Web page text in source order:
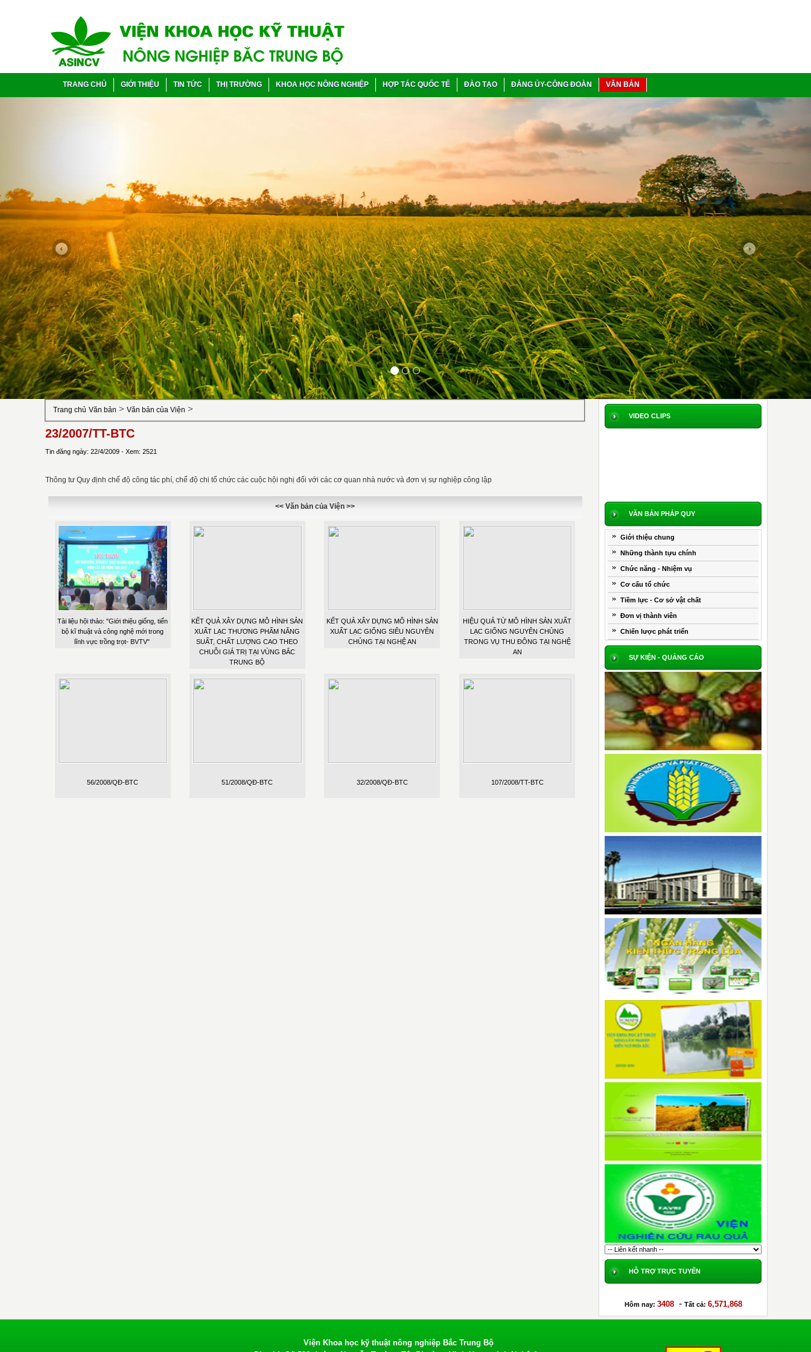
TRANG CHỦ GIỚI THIỆU TIN TỨC THỊ TRƯỜNG KHOA HỌC NÔNG NGHIỆP HỢP TÁC QUỐC TẾ ĐÀO TẠO ĐẢNG ỦY-CÔNG ĐOÀN VĂN BẢN
Trang chủ Văn bản > Văn bản của Viện >
23/2007/TT-BTC
Tin đăng ngày: 22/4/2009 - Xem: 2521
Thông tư Quy định chế độ công tác phí, chế độ chi tổ chức các cuộc hội nghị đối với các cơ quan nhà nước và đơn vị sự nghiệp công lập
<< Văn bản của Viện >>
Tài liệu hội thảo: "Giới thiệu giống, tiến
bộ kĩ thuật và công nghệ mới trong
lĩnh vực trồng trọt- BVTV"
KẾT QUẢ XÂY DỰNG MÔ HÌNH SẢN
XUẤT LẠC THƯƠNG PHẨM NĂNG
SUẤT, CHẤT LƯỢNG CAO THEO
CHUỖI GIÁ TRỊ TẠI VÙNG BẮC
TRUNG BỘ
KẾT QUẢ XÂY DỰNG MÔ HÌNH SẢN
XUẤT LẠC GIỐNG SIÊU NGUYÊN
CHỦNG TẠI NGHỆ AN
HIỆU QUẢ TỪ MÔ HÌNH SẢN XUẤT
LẠC GIỐNG NGUYÊN CHỦNG
TRONG VỤ THU ĐÔNG TẠI NGHỆ
AN
56/2008/QĐ-BTC 51/2008/QĐ-BTC 32/2008/QĐ-BTC 107/2008/TT-BTC
VIDEO CLIPS
VĂN BẢN PHÁP QUY
Giới thiệu chung
Những thành tựu chính
Chức năng - Nhiệm vụ
Cơ cấu tổ chức
Tiềm lực - Cơ sở vật chất
Đơn vị thành viên
Chiến lược phát triển
SỰ KIỆN - QUẢNG CÁO
HỖ TRỢ TRỰC TUYẾN
Hôm nay: 3408- Tất cả: 6,571,868
Viện Khoa học kỹ thuật nông nghiệp Bắc Trung Bộ